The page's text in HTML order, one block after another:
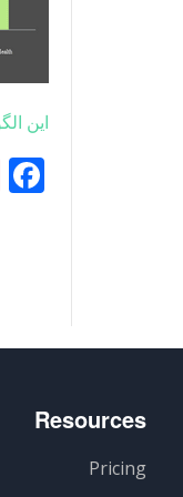
این
Resources
Pricing